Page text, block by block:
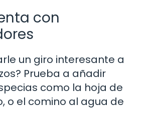
con
un giro interesante a
Prueba a añadir
como la hoja de
o el comino al agua de